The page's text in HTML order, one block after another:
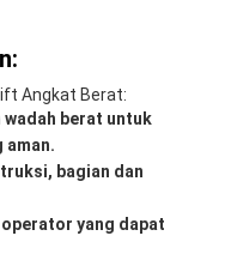
Angkat Berat:
wadah berat untuk
aman.
bagian dan
yang dapat